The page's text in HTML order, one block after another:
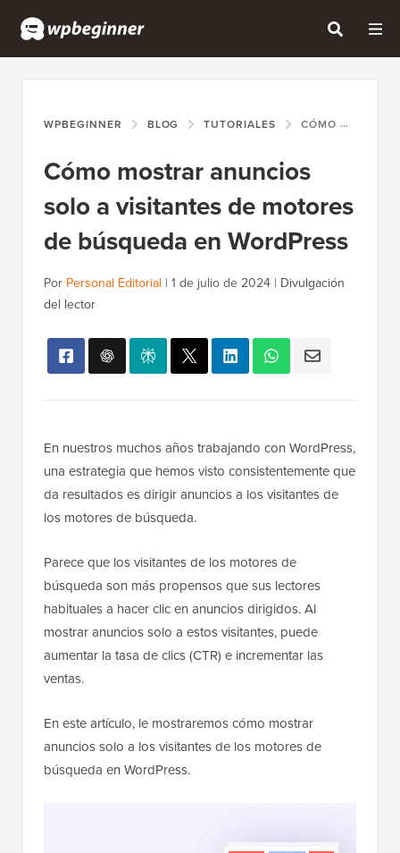
WPBEGINNER BLOG TUTORIALES CÓMO MOSTRAR ANUNCIOS SOLO A VISITANTES DE MOTORES DE BÚSQUEDA EN WORDPRESS
Cómo mostrar anuncios
solo a visitantes de motores
de búsqueda en WordPress
Por Personal Editorial | 1 de julio de 2024 | Divulgación
del lector
En nuestros muchos años trabajando con WordPress,
una estrategia que hemos visto consistentemente que
da resultados es dirigir anuncios a los visitantes de
los motores de búsqueda.
Parece que los visitantes de los motores de
búsqueda son más propensos que sus lectores
habituales a hacer clic en anuncios dirigidos. Al
mostrar anuncios solo a estos visitantes, puede
aumentar la tasa de clics (CTR) e incrementar las
ventas.
En este artículo, le mostraremos cómo mostrar
anuncios solo a los visitantes de los motores de
búsqueda en WordPress.